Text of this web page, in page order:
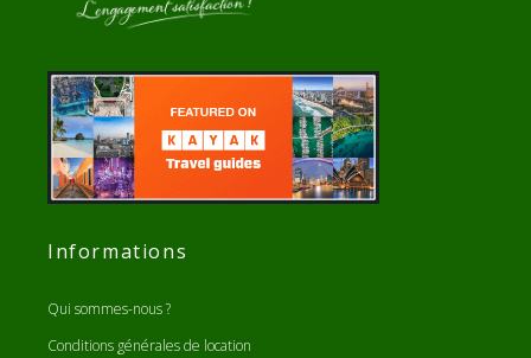
Informations
Qui sommes-nous ?
Conditions générales de location